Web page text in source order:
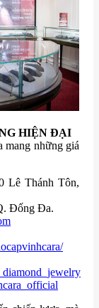
HIỆN ĐẠI
mang những giá
Lê Thánh Tôn,
Đống Đa.